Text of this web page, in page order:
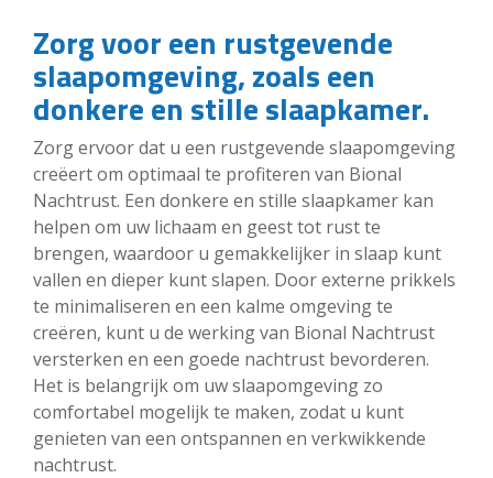
Zorg voor een rustgevende
slaapomgeving, zoals een
donkere en stille slaapkamer.
Zorg ervoor dat u een rustgevende slaapomgeving
creëert om optimaal te profiteren van Bional
Nachtrust. Een donkere en stille slaapkamer kan
helpen om uw lichaam en geest tot rust te
brengen, waardoor u gemakkelijker in slaap kunt
vallen en dieper kunt slapen. Door externe prikkels
te minimaliseren en een kalme omgeving te
creëren, kunt u de werking van Bional Nachtrust
versterken en een goede nachtrust bevorderen.
Het is belangrijk om uw slaapomgeving zo
comfortabel mogelijk te maken, zodat u kunt
genieten van een ontspannen en verkwikkende
nachtrust.